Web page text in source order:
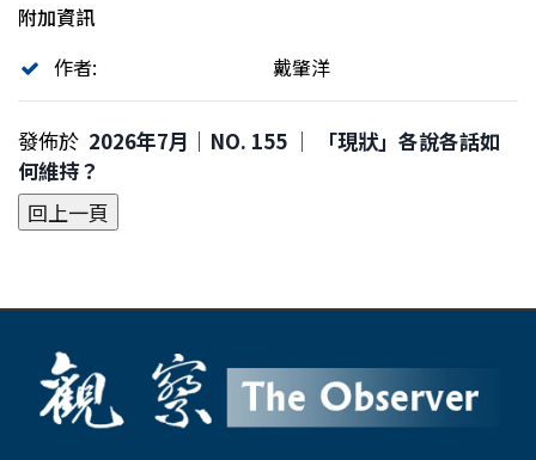
附加資訊
作者:
戴肇洋
發佈於 2026年7月｜NO. 155 │ 「現狀」各說各話如
何維持？